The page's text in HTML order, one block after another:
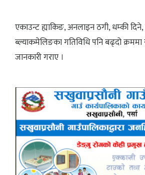
एकाउन्ट ह्याकिङ, अनलाइन ठगी, धम्की
ब्ल्याकमेलिङका गतिविधि पनि बढ्दो
जानकारी गराए ।